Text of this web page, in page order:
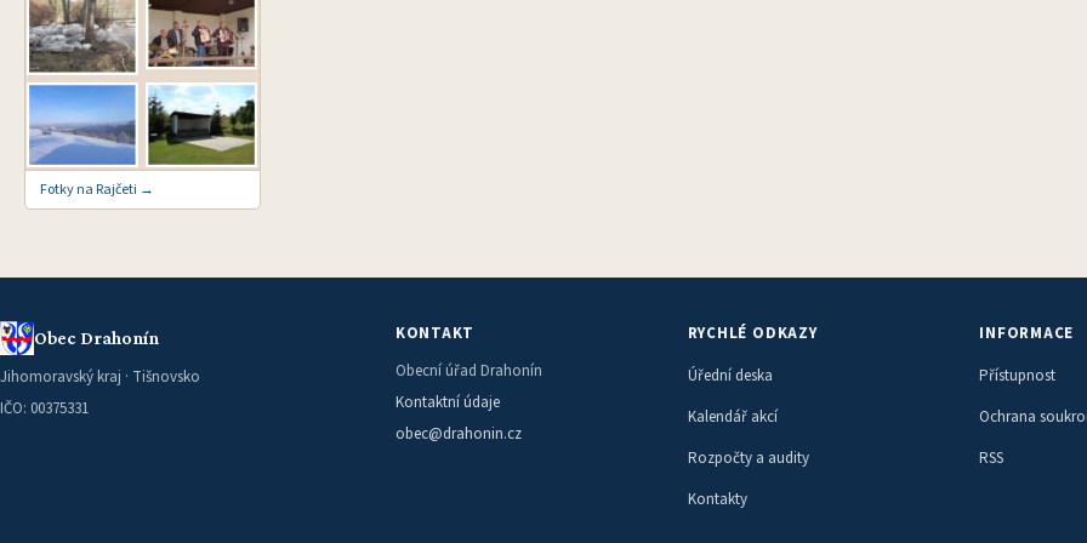
Fotky na Rajčeti →
Obec Drahonín
Jihomoravský kraj · Tišnovsko
IČO: 00375331
KONTAKT
Obecní úřad Drahonín
Kontaktní údaje
obec@drahonin.cz
RYCHLÉ ODKAZY
Úřední deska
Kalendář akcí
Rozpočty a audity
Kontakty
INFORMACE
Přístupnost
Ochrana
RSS